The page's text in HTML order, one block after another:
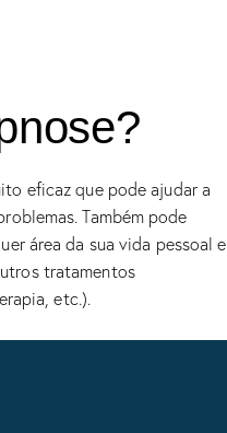
eficaz que pode ajudar a
Também pode
área da sua vida pessoal e
tratamentos
etc.).